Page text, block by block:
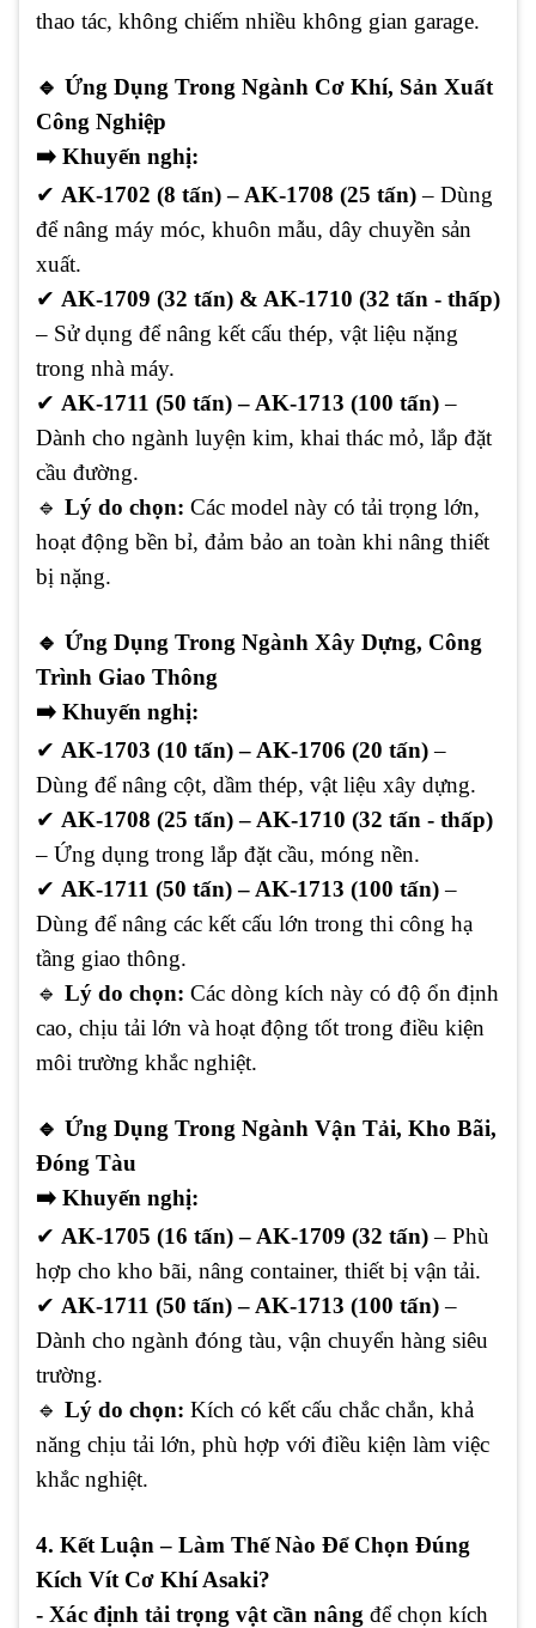
thao tác, không chiếm nhiều không gian garage.
🔹 Ứng Dụng Trong Ngành Cơ Khí, Sản Xuất
Công Nghiệp
➡️ Khuyến nghị:
✔ AK-1702 (8 tấn) – AK-1708 (25 tấn)– Dùng
để nâng máy móc, khuôn mẫu, dây chuyền sản
xuất.
✔ AK-1709 (32 tấn) & AK-1710 (32 tấn - thấp)
– Sử dụng để nâng kết cấu thép, vật liệu nặng
trong nhà máy.
✔ AK-1711 (50 tấn) – AK-1713 (100 tấn)–
Dành cho ngành luyện kim, khai thác mỏ, lắp đặt
cầu đường.
🔹 Lý do chọn: Các model này có tải trọng lớn,
hoạt động bền bỉ, đảm bảo an toàn khi nâng thiết
bị nặng.
🔹 Ứng Dụng Trong Ngành Xây Dựng, Công
Trình Giao Thông
➡️ Khuyến nghị:
✔ AK-1703 (10 tấn) – AK-1706 (20 tấn)–
Dùng để nâng cột, dầm thép, vật liệu xây dựng.
✔ AK-1708 (25 tấn) – AK-1710 (32 tấn - thấp)
– Ứng dụng trong lắp đặt cầu, móng nền.
✔ AK-1711 (50 tấn) – AK-1713 (100 tấn)–
Dùng để nâng các kết cấu lớn trong thi công hạ
tầng giao thông.
🔹 Lý do chọn: Các dòng kích này có độ ổn định
cao, chịu tải lớn và hoạt động tốt trong điều kiện
môi trường khắc nghiệt.
🔹 Ứng Dụng Trong Ngành Vận Tải, Kho Bãi,
Đóng Tàu
➡️ Khuyến nghị:
✔ AK-1705 (16 tấn) – AK-1709 (32 tấn)– Phù
hợp cho kho bãi, nâng container, thiết bị vận tải.
✔ AK-1711 (50 tấn) – AK-1713 (100 tấn)–
Dành cho ngành đóng tàu, vận chuyển hàng siêu
trường.
🔹 Lý do chọn: Kích có kết cấu chắc chắn, khả
năng chịu tải lớn, phù hợp với điều kiện làm việc
khắc nghiệt.
4. Kết Luận – Làm Thế Nào Để Chọn Đúng
Kích Vít Cơ Khí Asaki?
- Xác định tải trọng vật cần nâng để chọn kích